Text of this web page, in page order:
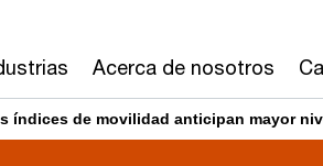
Acerca de nosotros
índices de movilidad anticipan mayor